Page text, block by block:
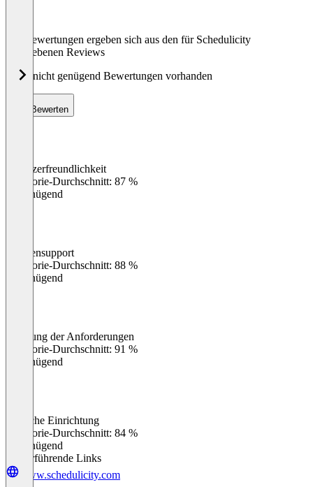
Die Bewertungen ergeben sich aus den für Schedulicity
abgegebenen Reviews
Noch nicht genügend Bewertungen vorhanden
Bewerten
Benutzerfreundlichkeit
Kategorie-Durchschnitt: 87 %
Ungenügend
Kundensupport
Kategorie-Durchschnitt: 88 %
Ungenügend
Erfüllung der Anforderungen
Kategorie-Durchschnitt: 91 %
Ungenügend
Einfache Einrichtung
Kategorie-Durchschnitt: 84 %
Ungenügend
Weiterführende Links
www.schedulicity.com